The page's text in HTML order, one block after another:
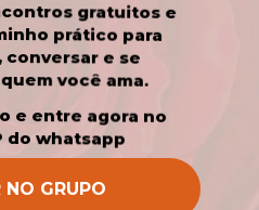
prático para
e se
você ama.
e entre agora no
do whatsapp
NO GRUPO